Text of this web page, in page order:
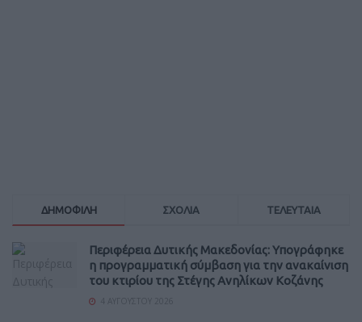
ΔΗΜΟΦΙΛΗ ΣΧΟΛΙΑ ΤΕΛΕΥΤΑΙΑ
Περιφέρεια Δυτικής Μακεδονίας: Υπογράφηκε
η προγραμματική σύμβαση για την ανακαίνιση
του κτιρίου της Στέγης Ανηλίκων Κοζάνης